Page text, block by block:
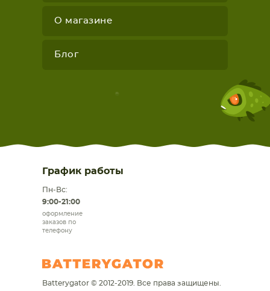
О магазине
Блог
График работы
Пн-Вс:
9:00-21:00
оформление
заказов по
телефону
Batterygator © 2012-2019. Все права защищены.